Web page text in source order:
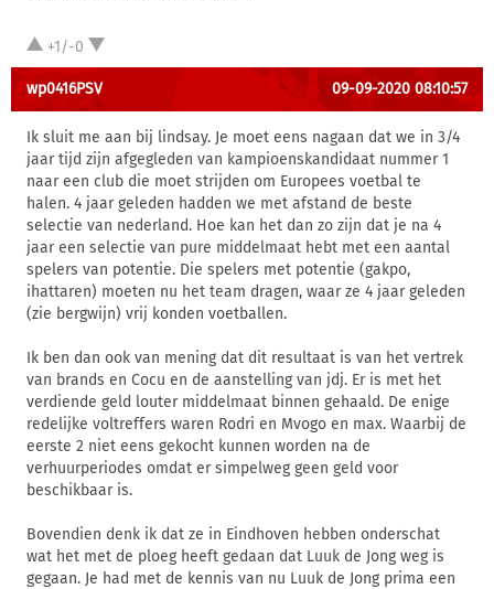
+1/-0
wp0416PSV 09-09-2020 08:10:57
Ik sluit me aan bij lindsay. Je moet eens nagaan dat we in 3/4
jaar tijd zijn afgegleden van kampioenskandidaat nummer 1
naar een club die moet strijden om Europees voetbal te
halen. 4 jaar geleden hadden we met afstand de beste
selectie van nederland. Hoe kan het dan zo zijn dat je na 4
jaar een selectie van pure middelmaat hebt met een aantal
spelers van potentie. Die spelers met potentie (gakpo,
ihattaren) moeten nu het team dragen, waar ze 4 jaar geleden
(zie bergwijn) vrij konden voetballen.
Ik ben dan ook van mening dat dit resultaat is van het vertrek
van brands en Cocu en de aanstelling van jdj. Er is met het
verdiende geld louter middelmaat binnen gehaald. De enige
redelijke voltreffers waren Rodri en Mvogo en max. Waarbij de
eerste 2 niet eens gekocht kunnen worden na de
verhuurperiodes omdat er simpelweg geen geld voor
beschikbaar is.
Bovendien denk ik dat ze in Eindhoven hebben onderschat
wat het met de ploeg heeft gedaan dat Luuk de Jong weg is
gegaan. Je had met de kennis van nu Luuk de Jong prima een